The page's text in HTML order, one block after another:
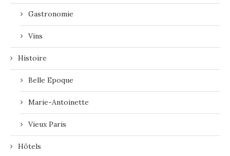
Gastronomie
Vins
Histoire
Belle Epoque
Marie-Antoinette
Vieux Paris
Hôtels